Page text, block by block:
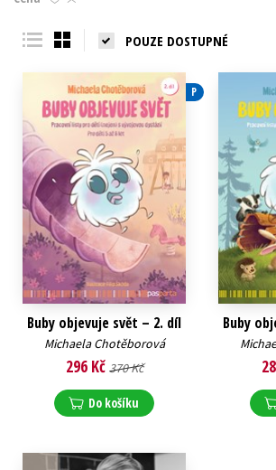
Young adult (SK)
POUZE DOSTUPNÉ
P
Buby objevuje svět – 2. díl
Michaela Chotěborová
296 Kč 370 Kč
Do košíku
Buby